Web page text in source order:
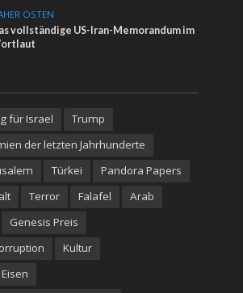
OSTEN
vollständige US-Iran-Memorandum im
für Israel
Trump
der letzten Jahrhunderte
Türkei
Pandora Papers
Terror Falafel
Arab
Genesis Preis
Kultur